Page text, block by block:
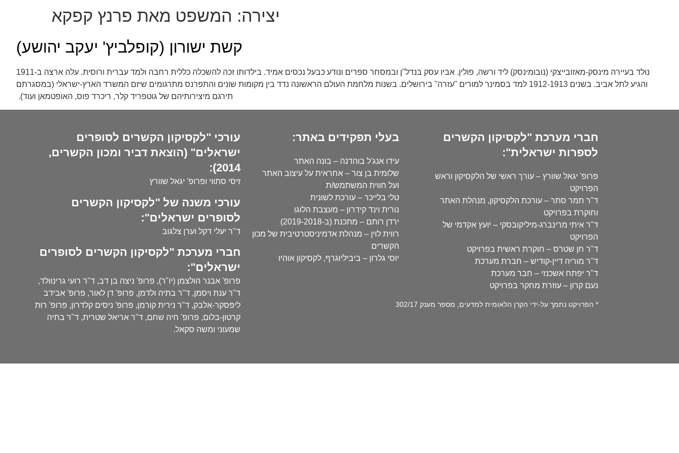
יצירה: המשפט מאת פרנץ קפקא
קשת ישורון (קופלביץ' יעקב יהושע)
נולד בעיירה מינסק-מאזובייצקי (נובומינסק) ליד ורשה, פולין. אביו עסק בנדל"ן ובמסחר ספרים ונודע כבעל נכסים אמיד. בילדותו זכה להשכלה כללית רחבה ולמד עברית ורוסית. עלה ארצה ב-1911
והגיע לתל אביב. בשנים 1912-1913 למד בסמינר למורים "עזרה" בירושלים. בשנות מלחמת העולם הראשונה נדד בין מקומות שונים והתפרנס מתרגומים שיזם המשרד הארץ-ישראלי (במסגרתם
תירגם מיצירותיהם של גוטפריד קלר, ריכרד פוס, האופטמאן ועוד).
חברי מערכת "לקסיקון הקשרים
לספרות ישראלית":
פרופ' יגאל שוורץ – עורך ראשי של הלקסיקון וראש
הפרויקט
ד"ר תמר סתר – עורכת הלקסיקון, מנהלת האתר
וחוקרת בפרויקט
ד"ר איתי מרינברג-מיליקובסקי – יועץ אקדמי של
הפרויקט
ד"ר חן שטרס – חוקרת ראשית בפרויקט
ד"ר מוריה דיין-קודיש – חברת מערכת
ד"ר יפתח אשכנזי – חבר מערכת
נעם קרון – עוזרת מחקר בפרויקט
בעלי תפקידים באתר:
עידו אנג'ל בוהדנה – בונה האתר
שלומית בן צור – אחראית על עיצוב האתר
ועל חווית המשתמש/ת
טלי בלייכר – עורכת לשונית
נורית וינד קידרון – מעצבת הלוגו
ירדן רותם – מתכנת (ב-2019-2018)
רווית לוין – מנהלת אדמיניסטרטיבית של מכון
הקשרים
יוסי גלרון – ביביליוגרף, לקסיקון אוהיו
* הפרויקט נתמך על-ידי הקרן הלאומית למדעים, מספר מענק 302/17
עורכי "לקסיקון הקשרים לסופרים
ישראלים" (הוצאת דביר ומכון הקשרים,
2014):
זיסי סתווי ופרופ' יגאל שוורץ
עורכי משנה של "לקסיקון הקשרים
לסופרים ישראלים":
ד"ר יעלי דקל וערן צלגוב
חברי מערכת "לקסיקון הקשרים לסופרים
ישראלים":
פרופ' אבנר הולצמן (יו"ר), פרופ' ניצה בן דב, ד"ר רועי גרינוולד,
ד"ר ענת ויסמן, ד"ר בתיה ולדמן, פרופ' דן לאור, פרופ' אבידב
ליפסקר-אלבק, ד"ר נירית קורמן, פרופ' ניסים קלדרון, פרופ' רות
קרטון-בלום, פרופ' חיה שחם, ד"ר אריאל שטרית, ד"ר בתיה
שמעוני ומשה סקאל.